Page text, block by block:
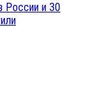
России и 30